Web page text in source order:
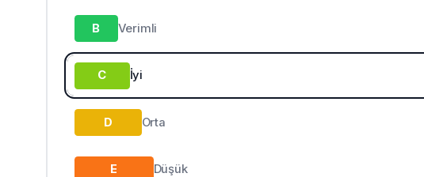
B Verimli
C İyi
D Orta
E Düşük